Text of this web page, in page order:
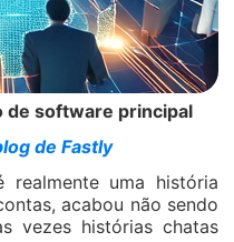
de software principal
de Fastly
uma história
acabou não sendo
vezes histórias chatas